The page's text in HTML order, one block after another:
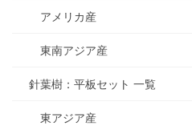
アメリカ産
東南アジア産
針葉樹：平板セット 一覧
東アジア産